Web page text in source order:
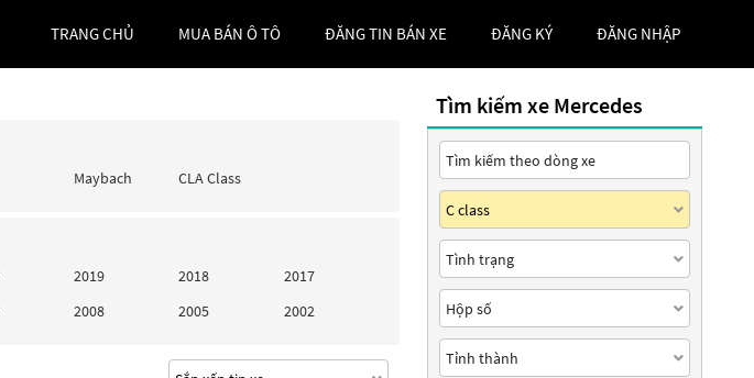
TRANG CHỦ MUA BÁN Ô TÔ ĐĂNG TIN BÁN XE ĐĂNG KÝ ĐĂNG NHẬP
Maybach CLA Class
2019 2018
2017
2008 2005 2002
Tìm kiếm xe Mercedes